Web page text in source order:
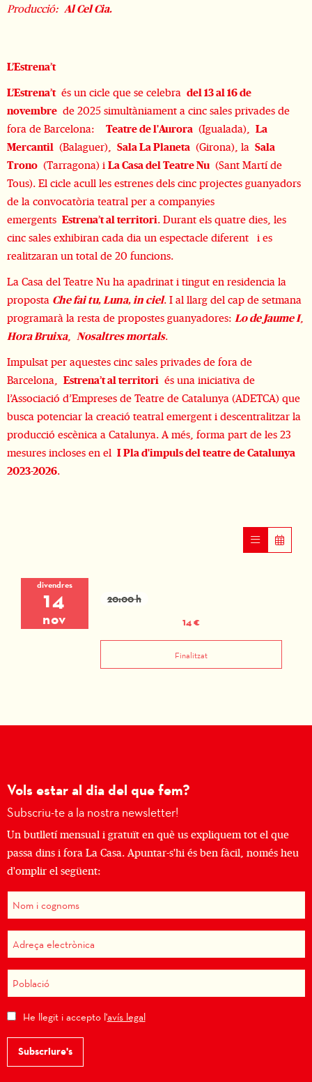
Producció: Al Cel Cia.
L’Estrena’t
L’Estrena’t és un cicle que se celebra del 13 al 16 de
novembrede 2025 simultàniament a cinc sales privades de
fora de Barcelona: Teatre de l'Aurora(Igualada), La
Mercantil(Balaguer), Sala La Planeta(Girona), la Sala
Trono(Tarragona) i La Casa del Teatre Nu (Sant Martí de
Tous). El cicle acull les estrenes dels cinc projectes guanyadors
de la convocatòria teatral per a companyies
emergents Estrena’t al territori. Durant els quatre dies, les
cinc sales exhibiran cada dia un espectacle diferent i es
realitzaran un total de 20 funcions.
La Casa del Teatre Nu ha apadrinat i tingut en residencia la
proposta Che fai tu, Luna, in ciel. I al llarg del cap de setmana
programarà la resta de propostes guanyadores: Lo de Jaume I,
Hora Bruixa, Nosaltres mortals.
Impulsat per aquestes cinc sales privades de fora de
Barcelona, Estrena’t al territoriés una iniciativa de
l’Associació d’Empreses de Teatre de Catalunya (ADETCA) que
busca potenciar la creació teatral emergent i descentralitzar la
producció escènica a Catalunya. A més, forma part de les 23
mesures incloses en el I Pla d'impuls del teatre de Catalunya
2023-2026.
divendres
14
nov
20:00 h
14 €
Finalitzat
Vols estar al dia del que fem?
Subscriu-te a la nostra newsletter!
Un butlletí mensual i gratuït en què us expliquem tot el que
passa dins i fora La Casa. Apuntar-s'hi és ben fàcil, només heu
d'omplir el següent:
He llegit i accepto l'avís legal
Subscriure's